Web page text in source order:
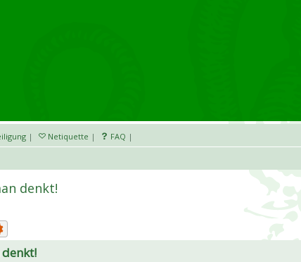
| Netiquette | FAQ |
denkt!